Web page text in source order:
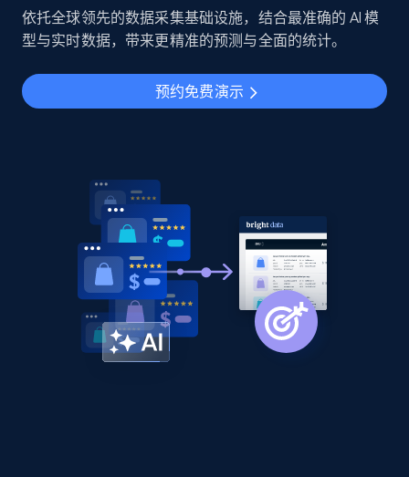
依托全球领先的数据采集基础设施，结合最准确的 AI 模
型与实时数据，带来更精准的预测与全面的统计。
预约免费演示